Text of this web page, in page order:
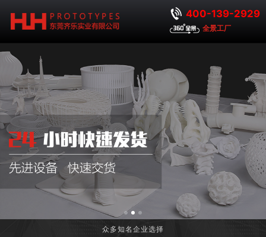
400-139-2929
全景工厂
众多知名企业选择